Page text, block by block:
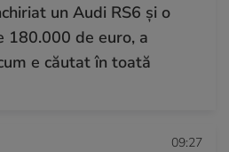
un Audi RS6 și o
de euro, a
e căutat în toată
09:27